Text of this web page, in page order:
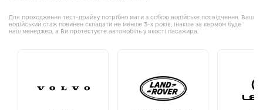
Для проходження тест-драйву потрібно мати з собою водійське посвідчення. Ваш
водійський стаж повинен складати не менше 3-х років, інакше за кермом буде
наш менеджер, а Ви протестуєте автомобіль у якості пасажира.
Політика якості
VIDI Кар'єра